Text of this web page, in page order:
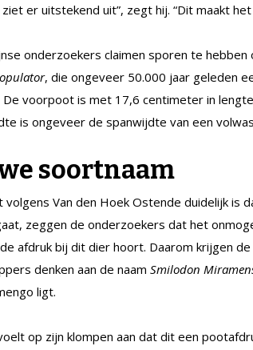
er uitstekend uit”, zegt hij. “Dit maakt
onderzoekers claimen sporen te
, die ongeveer 50.000 jaar geleden
De voorpoot is met 17,6 centimeter in
is ongeveer de spanwijdte van een
soortnaam
volgens Van den Hoek Ostende duidelijk is
zeggen de onderzoekers dat het
afdruk bij dit dier hoort. Daarom krijgen
denken aan de naam Smilodon
ligt.
op zijn klompen aan dat dit een